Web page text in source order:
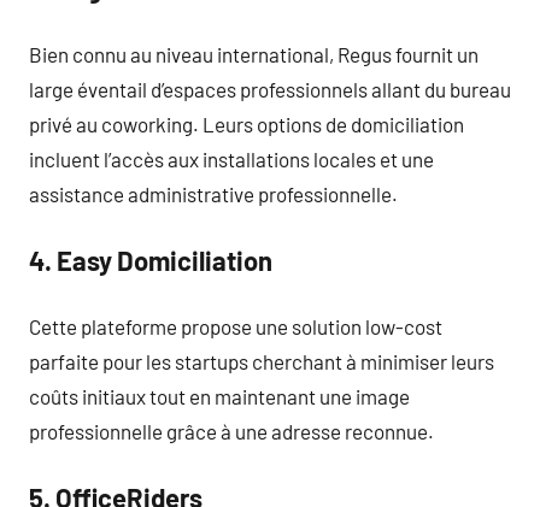
Bien connu au niveau international, Regus fournit un
large éventail d’espaces professionnels allant du bureau
privé au coworking. Leurs options de domiciliation
incluent l’accès aux installations locales et une
assistance administrative professionnelle.
4. Easy Domiciliation
Cette plateforme propose une solution low-cost
parfaite pour les startups cherchant à minimiser leurs
coûts initiaux tout en maintenant une image
professionnelle grâce à une adresse reconnue.
5. OfficeRiders